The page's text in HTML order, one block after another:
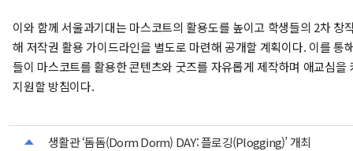
이와 함께 서울과기대는 마스코트의 활용도를 높이고 학생들의 2차 창
해 저작권 활용 가이드라인을 별도로 마련해 공개할 계획이다. 이를 통
들이 마스코트를 활용한 콘텐츠와 굿즈를 자유롭게 제작하며 애교심을
지원할 방침이다.
생활관 ‘돔돔(Dorm Dorm) DAY: 플로깅(Plogging)’ 개최